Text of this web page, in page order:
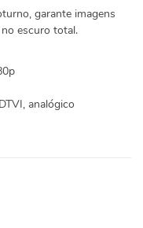
garante imagens
escuro total.
analógico